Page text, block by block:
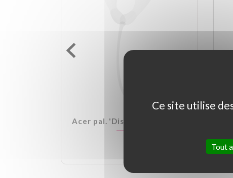
Acer pal. 'Dissectum Garnet'
Ce site utilise
Tout